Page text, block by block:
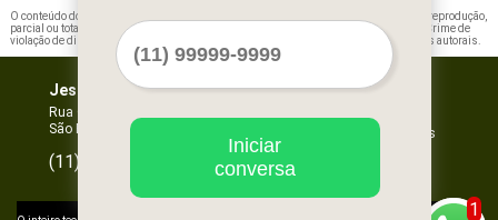
O conteúdo do texto "
" é de direito reservado. Sua reprodução,
parcial ou total, mesmo citando nossos links, é proibida sem a autorização do autor. Crime de
violação de direito autoral – artigo 184 do Código Penal –
Lei 9610/98 - Lei de direitos autorais
Jessica Forros e Divisórias
Rua Oscar Horta, 269 - Mooca
São Paulo - SP - CEP: 03105-110
(11)
Serviços
1
Iniciar
conversa